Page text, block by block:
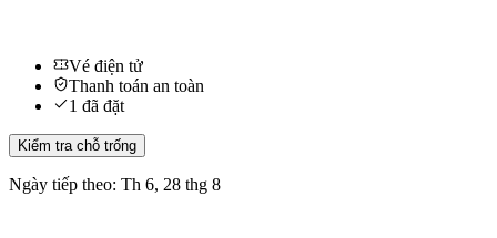
Vé điện tử
Thanh toán an toàn
1 đã đặt
Kiểm tra chỗ trống
Ngày tiếp theo: Th 6, 28 thg 8